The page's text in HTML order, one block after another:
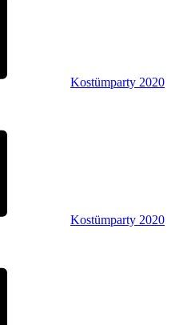
Kostümparty 2020
Kostümparty 2020